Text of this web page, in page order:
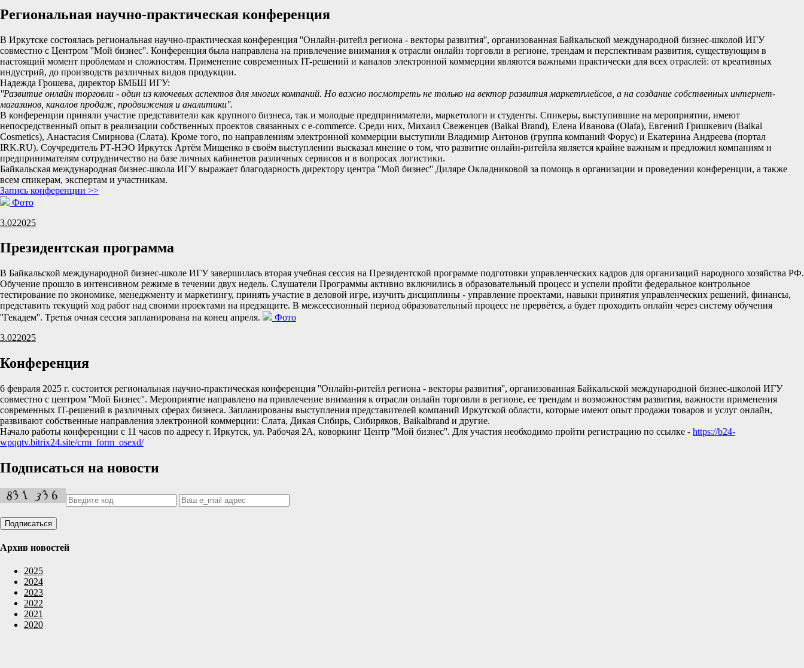
Региональная научно-практическая конференция
В Иркутске состоялась региональная научно-практическая конференция ''Онлайн-ритейл региона - векторы развития'', организованная Байкальской международной бизнес-школой ИГУ
совместно с Центром ''Мой бизнес''. Конференция была направлена на привлечение внимания к отрасли онлайн торговли в регионе, трендам и перспективам развития, существующим в
настоящий момент проблемам и сложностям. Применение современных IT-решений и каналов электронной коммерции являются важными практически для всех отраслей: от креативных
индустрий, до производств различных видов продукции.
Надежда Грошева, директор БМБШ ИГУ:
''Развитие онлайн торговли - один из ключевых аспектов для многих компаний. Но важно посмотреть не только на вектор развития маркетплейсов, а на создание собственных интернет-
магазинов, каналов продаж, продвижения и аналитики''.
В конференции приняли участие представители как крупного бизнеса, так и молодые предприниматели, маркетологи и студенты. Спикеры, выступившие на мероприятии, имеют
непосредственный опыт в реализации собственных проектов связанных с e-commerce. Среди них, Михаил Свеженцев (Baikal Brand), Елена Иванова (Olafa), Евгений Гришкевич (Baikal
Cosmetics), Анастасия Смирнова (Слата). Кроме того, по направлениям электронной коммерции выступили Владимир Антонов (группа компаний Форус) и Екатерина Андреева (портал
IRK.RU). Соучредитель РТ-НЭО Иркутск Артём Мищенко в своём выступлении высказал мнение о том, что развитие онлайн-ритейла является крайне важным и предложил компаниям и
предпринимателям сотрудничество на базе личных кабинетов различных сервисов и в вопросах логистики.
Байкальская международная бизнес-школа ИГУ выражает благодарность директору центра ''Мой бизнес'' Диляре Окладниковой за помощь в организации и проведении конференции, а также
всем спикерам, экспертам и участникам.
Запись конференции >>
Фото
3.022025
Президентская программа
В Байкальской международной бизнес-школе ИГУ завершилась вторая учебная сессия на Президентской программе подготовки управленческих кадров для организаций народного хозяйства РФ.
Обучение прошло в интенсивном режиме в течении двух недель. Слушатели Программы активно включились в образовательный процесс и успели пройти федеральное контрольное
тестирование по экономике, менеджменту и маркетингу, принять участие в деловой игре, изучить дисциплины - управление проектами, навыки принятия управленческих решений, финансы,
представить текущий ход работ над своими проектами на предзащите. В межсессионный период образовательный процесс не прервётся, а будет проходить онлайн через систему обучения
''Гекадем''. Третья очная сессия запланирована на конец апреля.
Фото
3.022025
Конференция
6 февраля 2025 г. состоится региональная научно-практическая конференция ''Онлайн-ритейл региона - векторы развития'', организованная Байкальской международной бизнес-школой ИГУ
совместно с центром ''Мой Бизнес''. Мероприятие направлено на привлечение внимания к отрасли онлайн торговли в регионе, ее трендам и возможностям развития, важности применения
современных IT-решений в различных сферах бизнеса. Запланированы выступления представителей компаний Иркутской области, которые имеют опыт продажи товаров и услуг онлайн,
развивают собственные направления электронной коммерции: Слата, Дикая Сибирь, Сибиряков, Baikalbrand и другие.
Начало работы конференции с 11 часов по адресу г. Иркутск, ул. Рабочая 2А, коворкинг Центр ''Мой бизнес''. Для участия необходимо пройти регистрацию по ссылке - https://b24-
wpqqtv.bitrix24.site/crm_form_osexd/
Подписаться на новости
Архив новостей
2025
2024
2023
2022
2021
2020